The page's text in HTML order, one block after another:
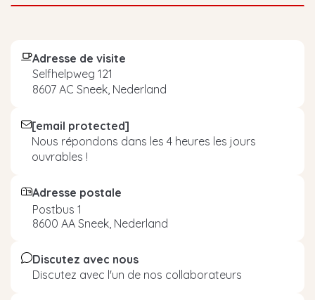
Adresse de visite
Selfhelpweg 121
8607 AC Sneek, Nederland
[email protected]
Nous répondons dans les 4 heures les jours
ouvrables !
Adresse postale
Postbus 1
8600 AA Sneek, Nederland
Discutez avec nous
Discutez avec l'un de nos collaborateurs